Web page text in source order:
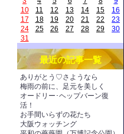
10
11 12 13 14 15
16
17
18 19 20 21 22
23
24
25 26 27 28 29
30
31
最近の記事一覧
ありがとう♡さようなら
梅雨の前に、足元を美しく
オードリー･ヘップバーン復
活！
お手間いらずの花たち
大阪ウォッチング